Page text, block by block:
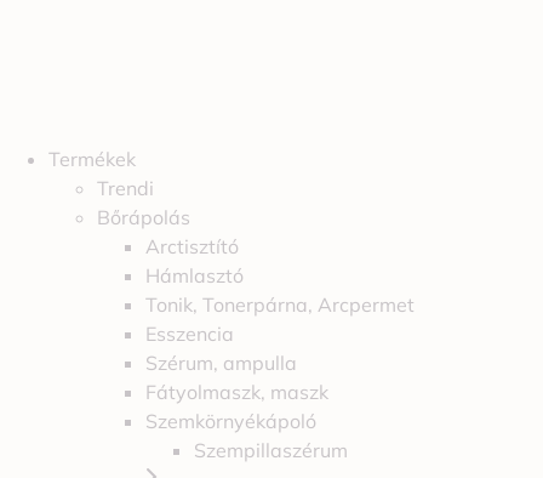
Termékek
Trendi
Bőrápolás
Arctisztító
Hámlasztó
Tonik, Tonerpárna, Arcpermet
Esszencia
Szérum, ampulla
Fátyolmaszk, maszk
Szemkörnyékápoló
Szempillaszérum